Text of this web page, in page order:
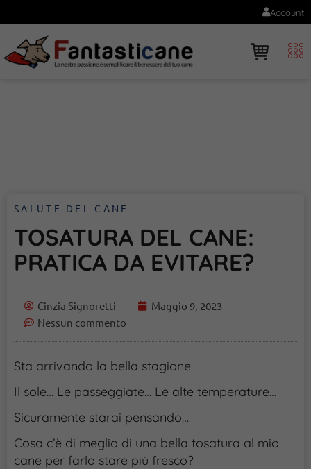
Account
SALUTE DEL CANE
TOSATURA DEL CANE:
PRATICA DA EVITARE?
Cinzia Signoretti
Maggio 9, 2023
Nessun commento
Sta arrivando la bella stagione
Il sole… Le passeggiate… Le alte temperature…
Sicuramente starai pensando…
Cosa c’è di meglio di una bella tosatura al mio
cane per farlo stare più fresco?